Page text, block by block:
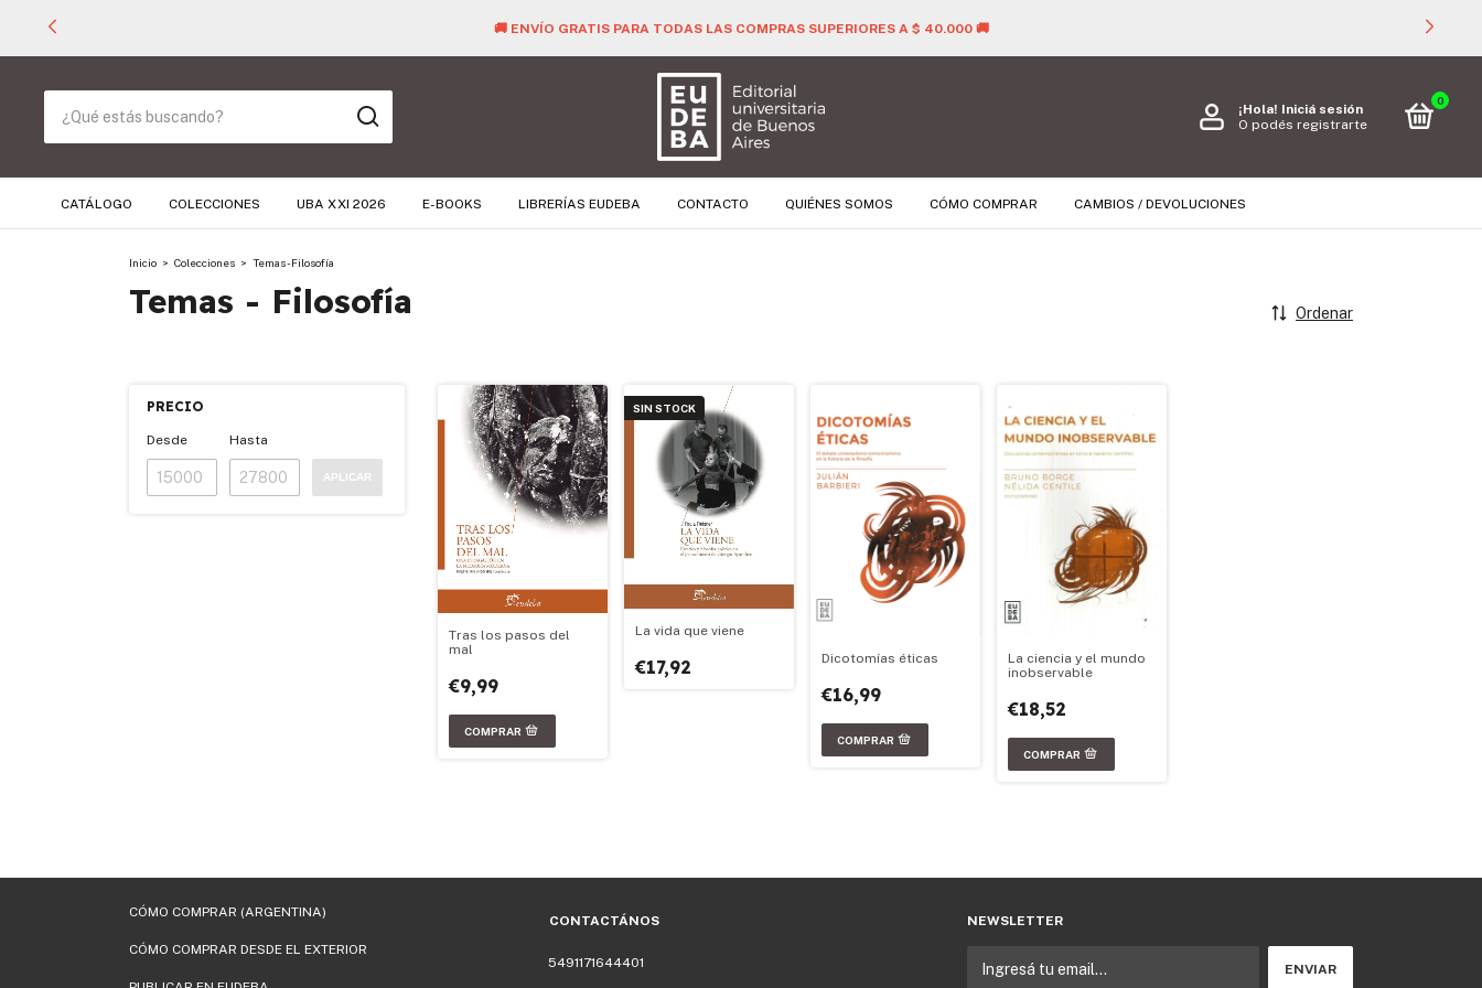
🚚 ENVÍO GRATIS PARA TODAS LAS COMPRAS SUPERIORES A $ 40.000 🚚
¡Hola! Iniciá sesión
O podés registrarte
0
CATÁLOGO COLECCIONES UBA XXI 2026 E-BOOKS LIBRERÍAS EUDEBA CONTACTO QUIÉNES SOMOS CÓMO COMPRAR CAMBIOS / DEVOLUCIONES
Inicio > Colecciones > Temas - Filosofía
Temas - Filosofía Ordenar
PRECIO
Desde Hasta
APLICAR
Tras los pasos del
mal
€9,99
SIN STOCK
La vida que viene
€17,92 Dicotomías éticas
€16,99
La ciencia y el mundo
inobservable
€18,52
CÓMO COMPRAR (ARGENTINA)
CÓMO COMPRAR DESDE EL EXTERIOR
CONTACTÁNOS
5491171644401
NEWSLETTER